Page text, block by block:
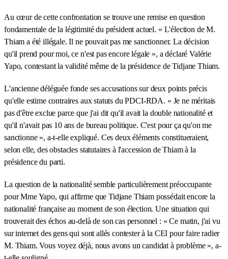
Au cœur de cette confrontation se trouve une remise en question
fondamentale de la légitimité du président actuel. « L'élection de M.
Thiam a été illégale. Il ne pouvait pas me sanctionner. La décision
qu'il prend pour moi, ce n'est pas encore légale », a déclaré Valérie
Yapo, contestant la validité même de la présidence de Tidjane Thiam.
L'ancienne déléguée fonde ses accusations sur deux points précis
qu'elle estime contraires aux statuts du PDCI-RDA. « Je ne méritais
pas d'être exclue parce que j'ai dit qu'il avait la double nationalité et
qu'il n'avait pas 10 ans de bureau politique. C'est pour ça qu'on me
sanctionne », a-t-elle expliqué. Ces deux éléments constitueraient,
selon elle, des obstacles statutaires à l'accession de Thiam à la
présidence du parti.
La question de la nationalité semble particulièrement préoccupante
pour Mme Yapo, qui affirme que Tidjane Thiam possédait encore la
nationalité française au moment de son élection. Une situation qui
trouverait des échos au-delà de son cas personnel : « Ce matin, j'ai vu
sur internet des gens qui sont allés contester à la CEI pour faire radier
M. Thiam. Vous voyez déjà, nous avons un candidat à problème », a-